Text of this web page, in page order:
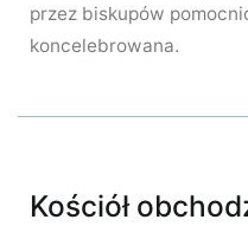
przez biskupów
koncelebrowana.
Kościół